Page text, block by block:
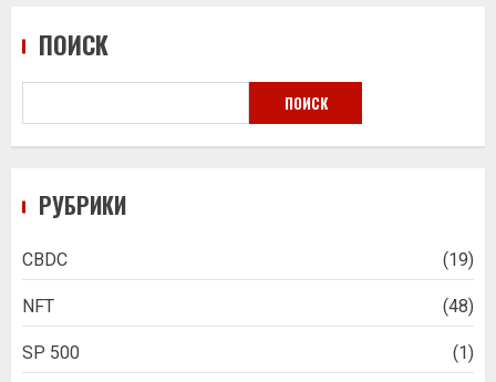
ПОИСК
ПОИСК
РУБРИКИ
CBDC (19)
NFT (48)
SP 500 (1)